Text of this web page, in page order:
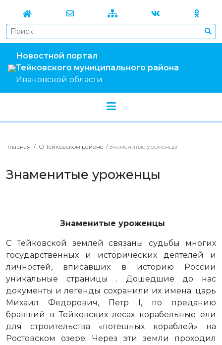
Новостной портал
Тейковского муниципального района
Ивановской области
Главная / О Тейковском районе / Знаменитые уроженцы
Знаменитые уроженцы
Знаменитые уроженцы
С Тейковской землей связаны судьбы многих
государственных и исторических деятелей и
личностей, вписавших в историю России
уникальные страницы . Дошедшие до нас
документы и легенды сохранили их имена: царь
Михаил Федорович, Петр I, по преданию
бравший в Тейковских лесах корабельные ели
для строительства «потешных кораблей» на
Ростовском озере. Через эти земли проходил